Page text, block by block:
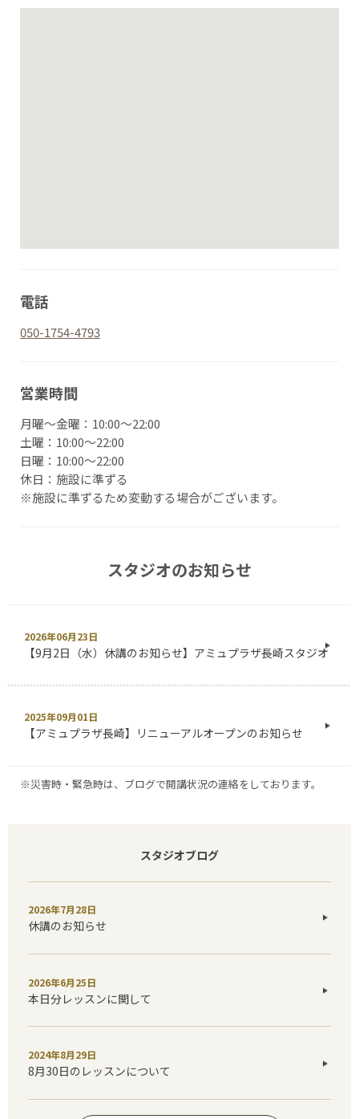
電話
050-1754-4793
営業時間
月曜〜金曜：10:00～22:00
土曜：10:00～22:00
日曜：10:00～22:00
休日：施設に準ずる
※施設に準ずるため変動する場合がございます。
スタジオのお知らせ
2026年06月23日
【9月2日（水）休講のお知らせ】アミュプラザ長崎スタジオ
2025年09月01日
【アミュプラザ長崎】リニューアルオープンのお知らせ
※災害時・緊急時は、ブログで開講状況の連絡をしております。
スタジオブログ
2026年7月28日
休講のお知らせ
2026年6月25日
本日分レッスンに関して
2024年8月29日
8月30日のレッスンについて